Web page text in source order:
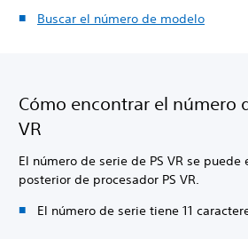
Buscar el número de modelo
Cómo encontrar el número
VR
El número de serie de PS VR se
posterior de procesador PS VR.
El número de serie tiene 11